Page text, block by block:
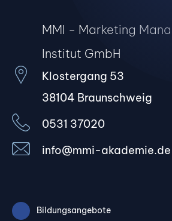
MMI - Marketing
Institut GmbH
Klostergang 53
38104 Braunschweig
0531 37020
info@mmi-akademie.de
Bildungsangebote